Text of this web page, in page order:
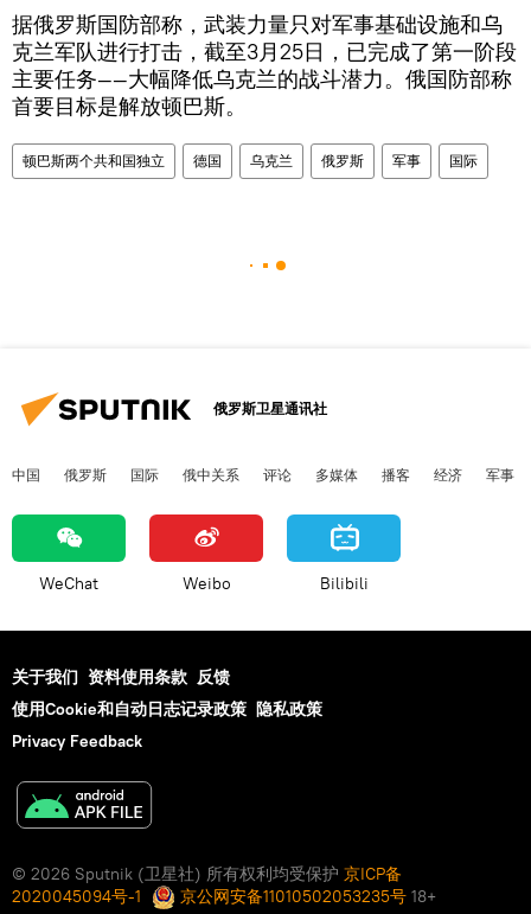
据俄罗斯国防部称，武装力量只对军事基础设施和乌
克兰军队进行打击，截至3月25日，已完成了第一阶段
主要任务——大幅降低乌克兰的战斗潜力。俄国防部称
首要目标是解放顿巴斯。
顿巴斯两个共和国独立 德国 乌克兰 俄罗斯 军事 国际
俄罗斯卫星通讯社
中国 俄罗斯 国际 俄中关系 评论 多媒体 播客 经济 军事
WeChat Weibo Bilibili
关于我们 资料使用条款 反馈
使用Cookie和自动日志记录政策 隐私政策
Privacy Feedback
© 2026 Sputnik (卫星社) 所有权利均受保护 京ICP备
2020045094号-1
京公网安备11010502053235号 18+